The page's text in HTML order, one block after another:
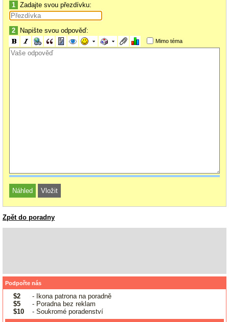
1 Zadajte svou přezdívku:
2 Napište svou odpověď:
Mimo téma
Zpět do poradny
Podpořte nás
$2
- Ikona patrona na poradně
$5
- Poradna bez reklam
$10
- Soukromé poradenství